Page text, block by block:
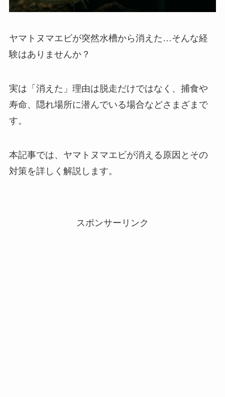
ヤマトヌマエビが突然水槽から消えた…そんな経
験はありませんか？
実は「消えた」理由は脱走だけではなく、捕食や
寿命、隠れ場所に潜んでいる場合などさまざまで
す。
本記事では、ヤマトヌマエビが消える原因とその
対策を詳しく解説します。
スポンサーリンク